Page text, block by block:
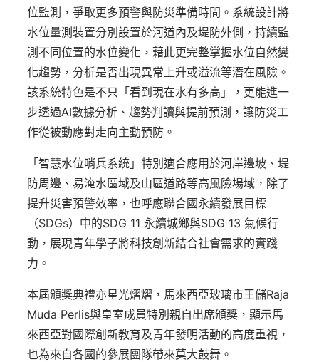
位監測，爭取更多預警與防災準備時間。系統設計將
水位量測裝置分別設置於河道內及堤防外側，持續監
測不同位置的水位變化，藉此更完整掌握水位自然變
化趨勢，分析是否出現異常上升或溢流等潛在風險。
該系統特色是不只「看到現在水有多高」，更能進一
步透過AI數據分析、趨勢判讀與提前預測，讓防災工
作從被動應對走向主動預防。
「智慧水位哨兵系統」特別適合應用於河岸邊坡、堤
防周邊、易淹水區域及山區道路等高風險場域，除了
提升災害預警效率，也呼應聯合國永續發展目標
（SDGs）中的SDG 11 永續城鄉與SDG 13 氣候行
動，展現青年學子將科技創新結合社會需求的實踐
力。
本屆頒獎典禮亦星光熠熠，馬來西亞玻璃市王儲Raja
Muda Perlis與皇室成員特別親自出席頒獎，顯示馬
來西亞對國際創新教育及青年發明活動的高度重視，
也為來自各國的參展團隊帶來莫大鼓舞。